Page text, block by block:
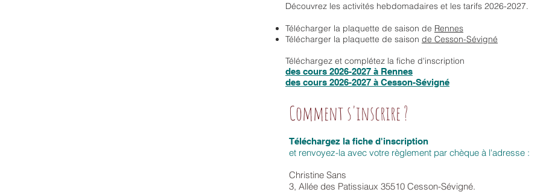
Découvrez les activités hebdomadaires et les tarifs 2026-2027.
Télécharger la plaquette de saison de Rennes
Télécharger la plaquette de saison de Cesson-Sévigné
Téléchargez et complétez la fiche d'inscription
des cours 2026-2027 à Rennes
des cours 2026-2027 à Cesson-Sévigné
Comment s'inscrire ?
Téléchargez la fiche d'inscription
et renvoyez-la avec votre règlement par chèque à l'adresse :
Christine Sans
3, Allée des Patissiaux 35510 Cesson-Sévigné.